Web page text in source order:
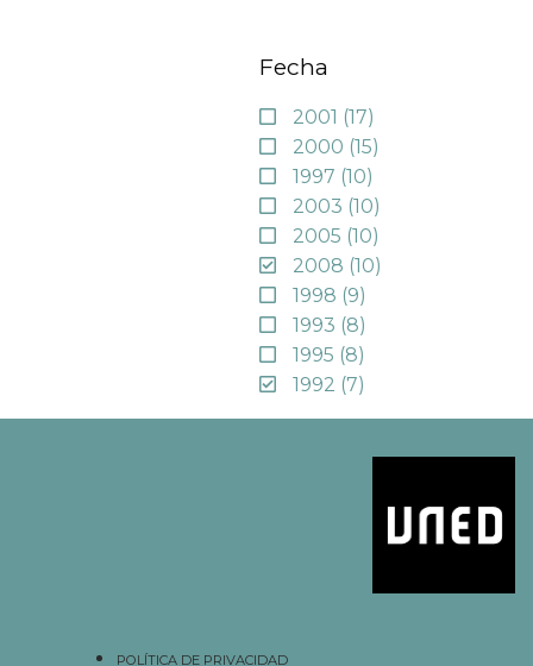
Fecha
2001 (17)
2000 (15)
1997 (10)
2003 (10)
2005 (10)
2008 (10)
1998 (9)
1993 (8)
1995 (8)
1992 (7)
POLÍTICA DE PRIVACIDAD